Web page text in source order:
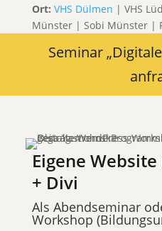
Ort: VHS Dülmen | VHS
Münster | Sobi Münster |
Seminar
Eigene
+ Divi
Als Abendseminar
Workshop